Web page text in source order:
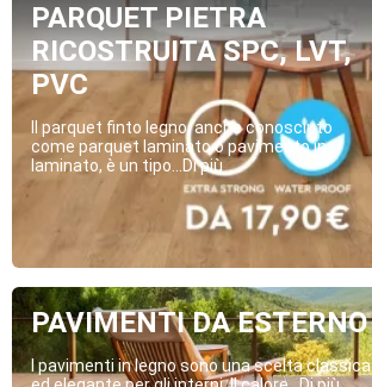
PARQUET PIETRA
RICOSTRUITA SPC, LVT,
PVC
Il parquet finto legno, anche conosciuto
come parquet laminato o pavimento in
laminato, è un tipo...Di più
PAVIMENTI DA ESTERNO
I pavimenti in legno sono una scelta classica